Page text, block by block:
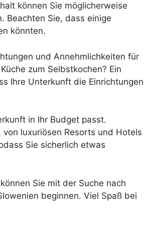
können Sie möglicherweise
Beachten Sie, dass einige
könnten.
und Annehmlichkeiten für
zum Selbstkochen? Ein
Ihre Unterkunft die Einrichtungen
in Ihr Budget passt.
luxuriösen Resorts und Hotels
Sie sicherlich etwas
Sie mit der Suche nach
beginnen. Viel Spaß bei